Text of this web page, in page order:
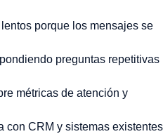
porque los mensajes se
preguntas repetitivas
métricas de atención y
con CRM y sistemas existentes